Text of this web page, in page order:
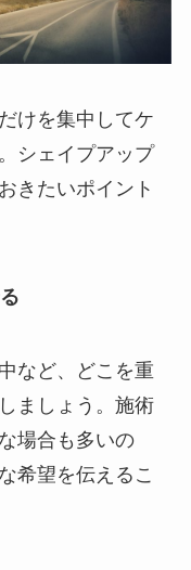
けを集中してケ
シェイプアップ
きたいポイント
など、どこを重
ましょう。施術
場合も多いの
希望を伝えるこ